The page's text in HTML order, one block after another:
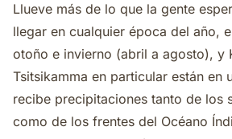
Llueve más de lo que la gente
llegar en cualquier época del año,
otoño e invierno (abril a agosto), y
Tsitsikamma en particular están en
recibe precipitaciones tanto de los
como de los frentes del Océano